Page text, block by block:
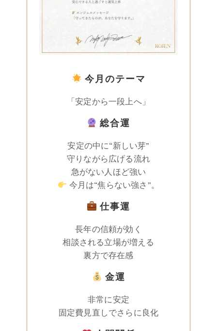
今月のテーマ
「安定から一段上へ」
総合運
安定の中に“新しい芽”
守りながら広げる流れ
急がない人ほど強い
今月は“焦らない強さ”。
仕事運
長年の信頼が効く
相談される立場が増える
裏方で存在感
金運
非常に安定
固定費見直しでさらに良化